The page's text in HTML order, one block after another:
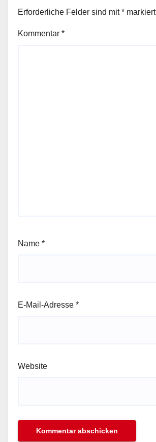
Erforderliche Felder sind mit* markiert
Kommentar *
Name *
E-Mail-Adresse *
Website